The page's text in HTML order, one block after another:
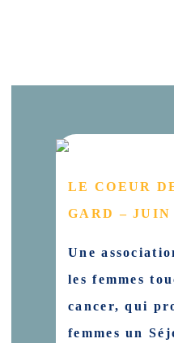
LE COEUR
GARD – JUIN
Une
les femmes
cancer, qui
femmes un